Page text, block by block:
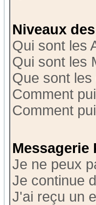
Niveaux
Qui sont les
Qui sont les
Que sont
Comment
Comment
Messagerie
Je ne peux
Je continue
J'ai reçu un